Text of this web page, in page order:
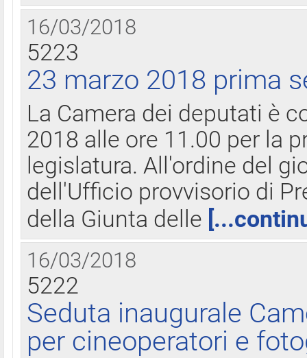
16/03/2018
5223
23 marzo 2018 prima
La Camera dei deputati è
2018 alle ore 11.00 per la
legislatura. All'ordine del
dell'Ufficio provvisorio di
della Giunta delle
16/03/2018
5222
Seduta inaugurale
per cineoperatori e